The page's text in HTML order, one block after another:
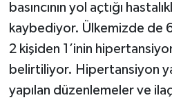
basıncının yol açtığı
kaybediyor. Ülkemizde de
2 kişiden 1’inin
belirtiliyor. Hipertansiyon
yapılan düzenlemeler ve